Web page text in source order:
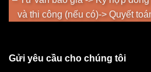
và thi công (nếu có)-> Quyết
Gửi yêu cầu cho chúng tôi